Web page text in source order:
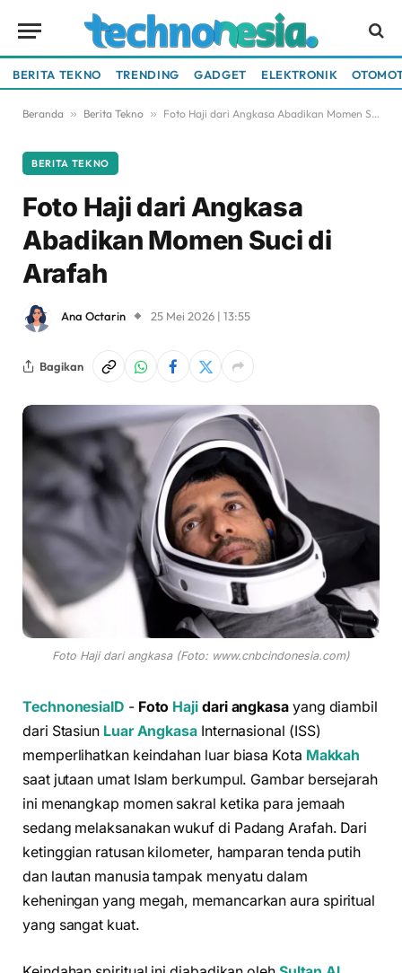
BERITA TEKNO TRENDING GADGET ELEKTRONIK
Beranda » Berita Tekno » Foto Haji dari Angkasa Abadikan Momen Suci di Arafah
BERITA TEKNO
Foto Haji dari Angkasa
Abadikan Momen Suci di
Arafah
Ana Octarin 25 Mei 2026 | 13:55
Bagikan
Foto Haji dari angkasa (Foto: www.cnbcindonesia.com)
TechnonesiaID - Foto Haji dari angkasa yang diambil
dari Stasiun Luar Angkasa Internasional (ISS)
memperlihatkan keindahan luar biasa Kota Makkah
saat jutaan umat Islam berkumpul. Gambar bersejarah
ini menangkap momen sakral ketika para jemaah
sedang melaksanakan wukuf di Padang Arafah. Dari
ketinggian ratusan kilometer, hamparan tenda putih
dan lautan manusia tampak menyatu dalam
keheningan yang megah, memancarkan aura spiritual
yang sangat kuat.